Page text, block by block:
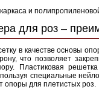
и
для роз –
в качестве основы
что позволяет
Пластиковая
специальные
опоры для плетистых роз.